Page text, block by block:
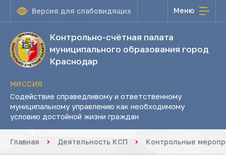
Версия для слабовидящих Меню
Контрольно-счётная палата
муниципального образования город
Краснодар
МИССИЯ
Содействие справедливому и ответственному
муниципальному управлению как необходимому
условию достойной жизни граждан
Главная Деятельность КСП Контрольные